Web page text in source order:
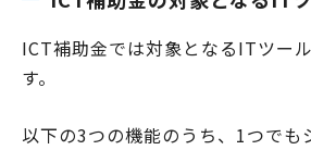
ICT補助金では対象となるITツー
す。
以下の3つの機能のうち、1つでも